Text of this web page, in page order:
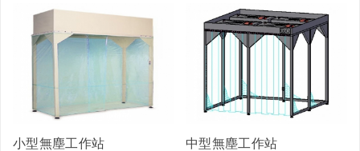
小型無塵工作站 中型無塵工作站